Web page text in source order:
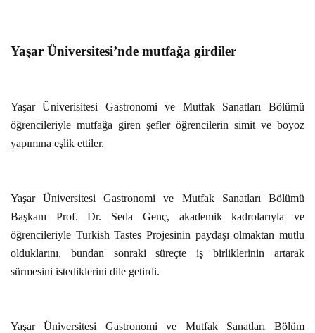
Yaşar Üniversitesi’nde mutfağa girdiler
Yaşar Üniverisitesi Gastronomi ve Mutfak Sanatları Bölümü
öğrencileriyle mutfağa giren şefler öğrencilerin simit ve boyoz
yapımına eşlik ettiler.
Yaşar Üniversitesi Gastronomi ve Mutfak Sanatları Bölümü
Başkanı Prof. Dr. Seda Genç, akademik kadrolarıyla ve
öğrencileriyle Turkish Tastes Projesinin paydaşı olmaktan mutlu
olduklarını, bundan sonraki süreçte iş birliklerinin artarak
sürmesini istediklerini dile getirdi.
Yaşar Üniversitesi Gastronomi ve Mutfak Sanatları Bölüm